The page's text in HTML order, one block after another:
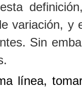
variación, y
Sin
línea,